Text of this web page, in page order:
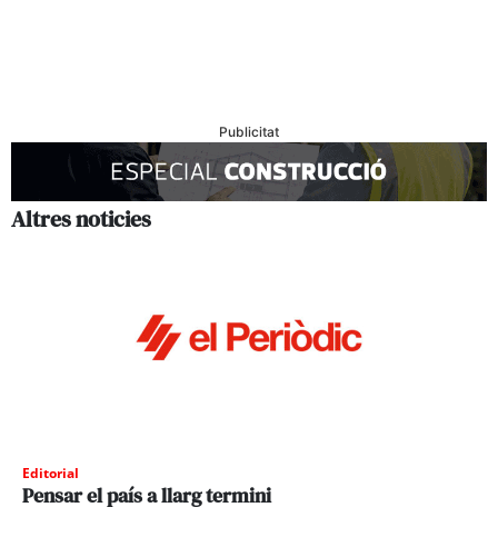
Publicitat
Altres noticies
Editorial
Pensar el país a llarg termini